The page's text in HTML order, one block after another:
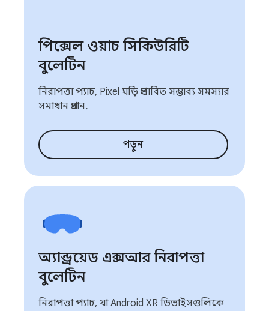
পিক্সেল ওয়াচ সিকিউরিটি
বুলেটিন
নিরাপত্তা প্যাচ, Pixel ঘড়ি প্রভাবিত সম্ভাব্য সমস্যার
সমাধান প্রদান.
পড়ুন
অ্যান্ড্রয়েড এক্সআর নিরাপত্তা
বুলেটিন
নিরাপত্তা প্যাচ, যা Android XR ডিভাইসগুলিকে